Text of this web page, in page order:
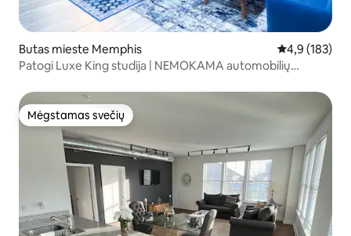
Butas mieste Memphis Vidutinis
4,9 (183)
Patogi Luxe King studija | NEMOKAMA automobilių
Mėgstamas svečių
Mėgstamas svečių